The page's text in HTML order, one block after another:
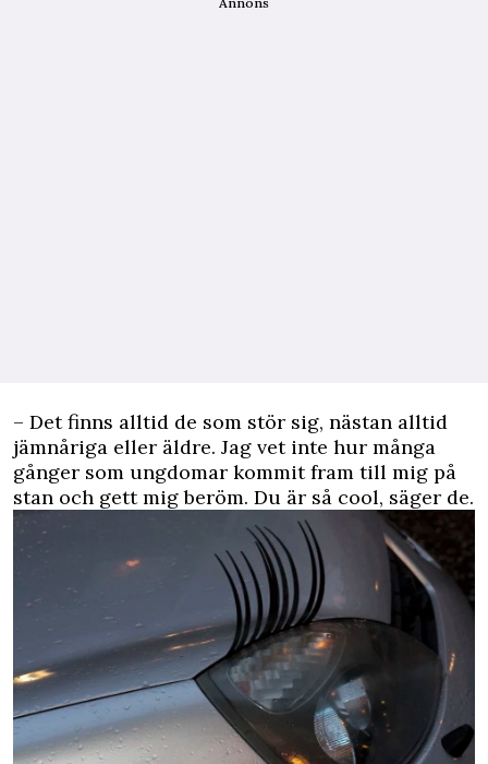
– Det finns alltid de som stör sig, nästan alltid
jämnåriga eller äldre. Jag vet inte hur många
gånger som ungdomar kommit fram till mig på
stan och gett mig beröm. Du är så cool, säger de.